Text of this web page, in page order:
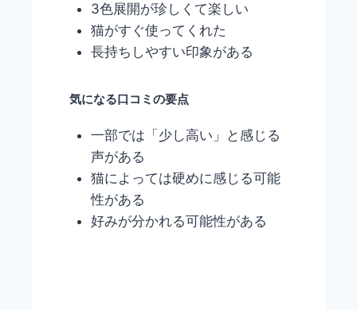
3色展開が珍しくて楽しい
猫がすぐ使ってくれた
長持ちしやすい印象がある
気になる口コミの要点
一部では「少し高い」と感じる
声がある
猫によっては硬めに感じる可能
性がある
好みが分かれる可能性がある